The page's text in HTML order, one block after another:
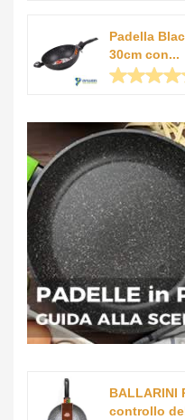
Padella
30cm con...
BALLARINI
controllo